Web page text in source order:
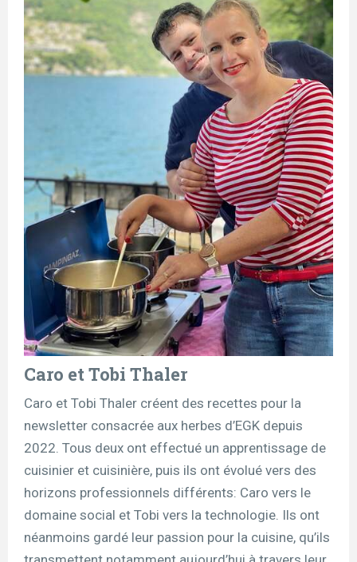
Caro et Tobi Thaler
Caro et Tobi Thaler créent des recettes pour la
newsletter consacrée aux herbes d’EGK depuis
2022. Tous deux ont effectué un apprentissage de
cuisinier et cuisinière, puis ils ont évolué vers des
horizons professionnels différents: Caro vers le
domaine social et Tobi vers la technologie. Ils ont
néanmoins gardé leur passion pour la cuisine, qu’ils